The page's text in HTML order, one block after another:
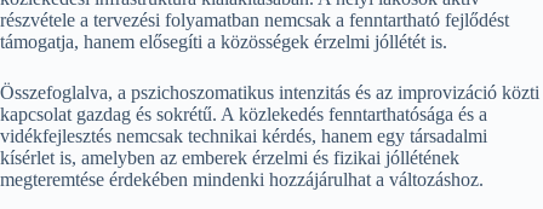
részvétele a tervezési folyamatban nemcsak a fenntartható fejlődést
támogatja, hanem elősegíti a közösségek érzelmi jóllétét is.
Összefoglalva, a pszichoszomatikus intenzitás és az improvizáció közti
kapcsolat gazdag és sokrétű. A közlekedés fenntarthatósága és a
vidékfejlesztés nemcsak technikai kérdés, hanem egy társadalmi
kísérlet is, amelyben az emberek érzelmi és fizikai jóllétének
megteremtése érdekében mindenki hozzájárulhat a változáshoz.